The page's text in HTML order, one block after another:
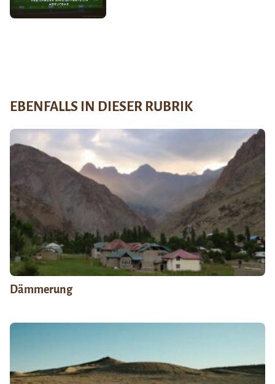
EBENFALLS IN DIESER RUBRIK
Dämmerung